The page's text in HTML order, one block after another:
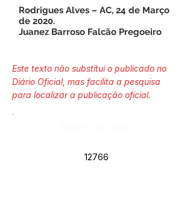
Rodrigues Alves – AC, 24 de Março
de 2020.
Juanez Barroso Falcão Pregoeiro
Este texto não substitui o publicado no
Diário Oficial, mas facilita a pesquisa
para localizar a publicação oficial.
12766